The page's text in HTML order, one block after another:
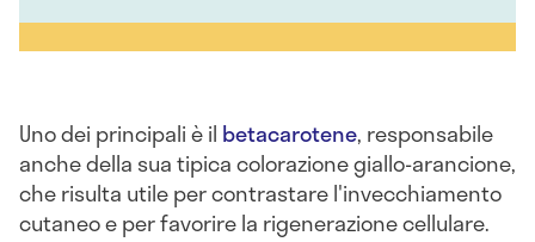
Uno dei principali è il betacarotene, responsabile
anche della sua tipica colorazione giallo-arancione,
che risulta utile per contrastare l'invecchiamento
cutaneo e per favorire la rigenerazione cellulare.